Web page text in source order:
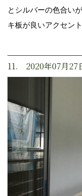
とシルバーの色合い
キ板が良いアクセン
11. 2020年07月27